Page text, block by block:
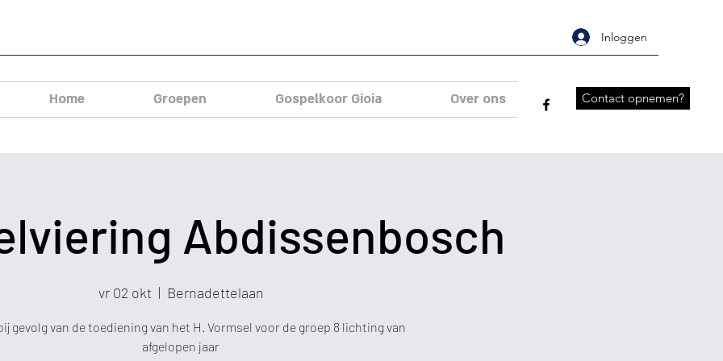
Inloggen
Home Groepen Gospelkoor Gioia Over ons Contact opnemen?
Abdissenbosch
vr 02 okt
  |
Bernadettelaan
gevolg van de toediening van het H. Vormsel voor de groep 8 lichting van
afgelopen jaar